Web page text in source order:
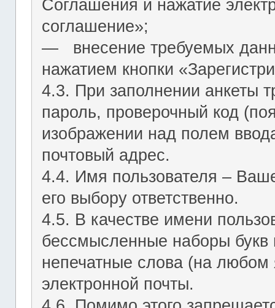
Соглашения и нажатие
соглашение»;
― внесение требуемых
нажатием кнопки
4.3. При заполнении анкеты
пароль, проверочный код
изображении над полем
почтовый адрес.
4.4. Имя пользователя –
его выбору ответственно.
4.5. В качестве имени
бессмысленные наборы
непечатные слова (на любом
электронной почты.